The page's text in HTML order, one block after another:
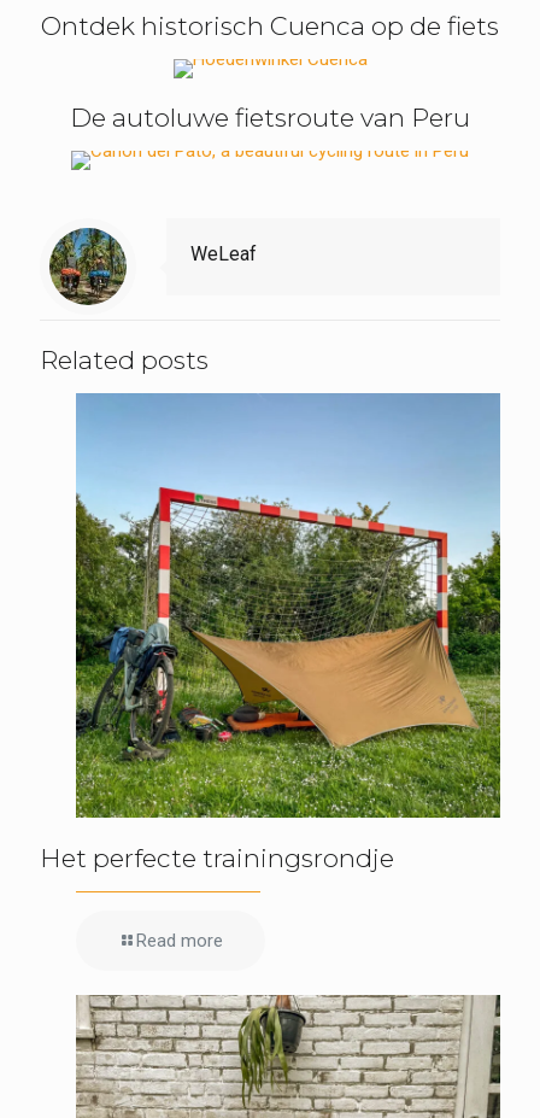
Ontdek historisch Cuenca op de fiets
De autoluwe fietsroute van Peru
WeLeaf
Related posts
Het perfecte trainingsrondje
Read more